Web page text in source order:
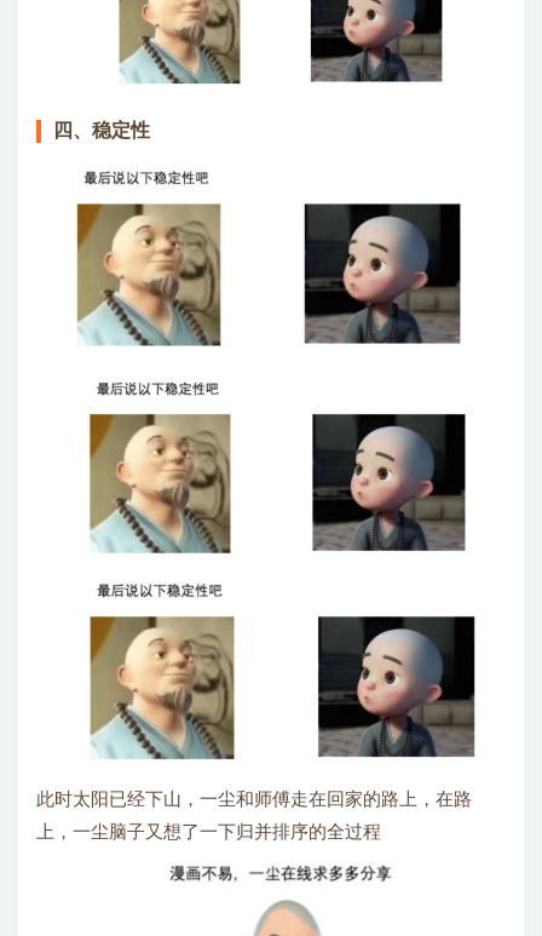
四、稳定性
此时太阳已经下山，一尘和师傅走在回家的路上，在路
上，一尘脑子又想了一下归并排序的全过程